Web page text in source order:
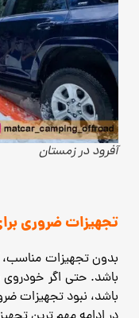
آفرود در زمستان
تجهیزات ضروری
بدون تجهیزات مناسب،
باشد. حتی اگر
باشد، نبود تجهیزات